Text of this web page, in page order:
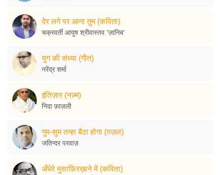
देर लगे पर आना तुम (कविता)
चक्रवर्ती आयुष श्रीवास्तव 'ज़ानिब'
युग की संध्या (गीत)
नरेंद्र शर्मा
इंतिज़ार (नज़्म)
निदा फ़ाज़ली
गुम-सुम तन्हा बैठा होगा (ग़ज़ल)
जतिन्दर परवाज़
अँधेरे मुसाफ़िरख़ाने में (कविता)